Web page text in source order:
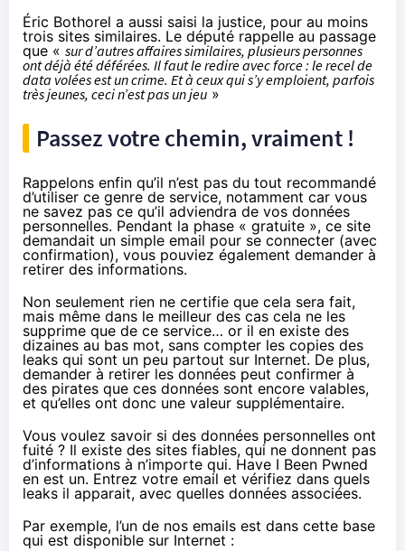
Éric Bothorel a aussi saisi la justice, pour au moins
trois sites similaires. Le député rappelle au passage
que « sur d’autres affaires similaires, plusieurs personnes
ont déjà été déférées. Il faut le redire avec force : le recel de
data volées est un crime. Et à ceux qui s’y emploient, parfois
très jeunes, ceci n’est pas un jeu »
Passez votre chemin, vraiment !
Rappelons enfin qu’il n’est pas du tout recommandé
d’utiliser ce genre de service, notamment car vous
ne savez pas ce qu’il adviendra de vos données
personnelles. Pendant la phase « gratuite », ce site
demandait un simple email pour se connecter (avec
confirmation), vous pouviez également demander à
retirer des informations.
Non seulement rien ne certifie que cela sera fait,
mais même dans le meilleur des cas cela ne les
supprime que de ce service… or il en existe des
dizaines au bas mot, sans compter les copies des
leaks qui sont un peu partout sur Internet. De plus,
demander à retirer les données peut confirmer à
des pirates que ces données sont encore valables,
et qu’elles ont donc une valeur supplémentaire.
Vous voulez savoir si des données personnelles ont
fuité ? Il existe des sites fiables, qui ne donnent pas
d’informations à n’importe qui. Have I Been Pwned
en est un. Entrez votre email et vérifiez dans quels
leaks il apparait, avec quelles données associées.
Par exemple, l’un de nos emails est dans cette base
qui est disponible sur Internet :